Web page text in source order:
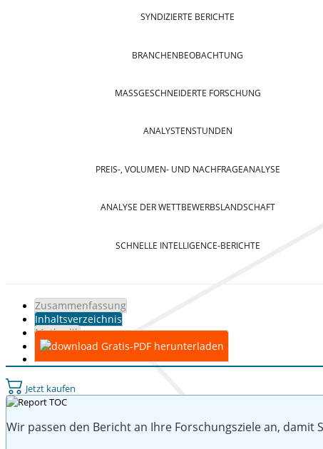
SYNDIZIERTE BERICHTE
BRANCHENBEOBACHTUNG
MASSGESCHNEIDERTE FORSCHUNG
ANALYSTENSTUNDEN
PREIS-, VOLUMEN- UND NACHFRAGEANALYSE
ANALYSE DER WETTBEWERBSLANDSCHAFT
SCHNELLE INTELLIGENCE-BERICHTE
Zusammenfassung
Inhaltsverzeichnis
Methodik
Gratis-PDF herunterladen
Jetzt kaufen
Wir passen den Bericht an Ihre Forschungsziele an,